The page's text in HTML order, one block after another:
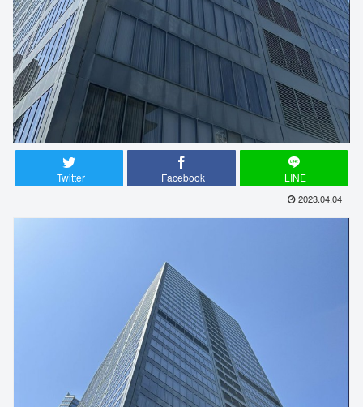
Twitter Facebook LINE
2023.04.04